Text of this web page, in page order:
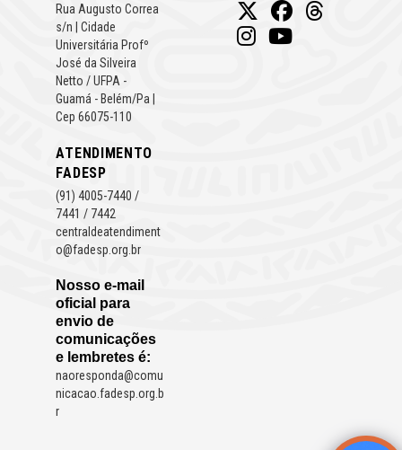
Rua Augusto Correa
s/n | Cidade
Universitária Profº
José da Silveira
Netto / UFPA -
Guamá - Belém/Pa |
Cep 66075-110
ATENDIMENTO
FADESP
(91) 4005-7440 /
7441 / 7442
centraldeatendiment
o@fadesp.org.br
Nosso e-mail
oficial para
envio de
comunicações
e lembretes é:
naoresponda@comu
nicacao.fadesp.org.b
r